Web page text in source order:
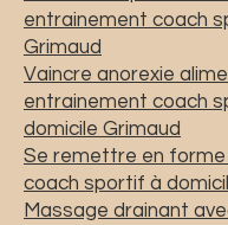
entrainement coach
Grimaud
Vaincre anorexie
entrainement coach
domicile Grimaud
Se remettre en forme
coach sportif à
Massage drainant